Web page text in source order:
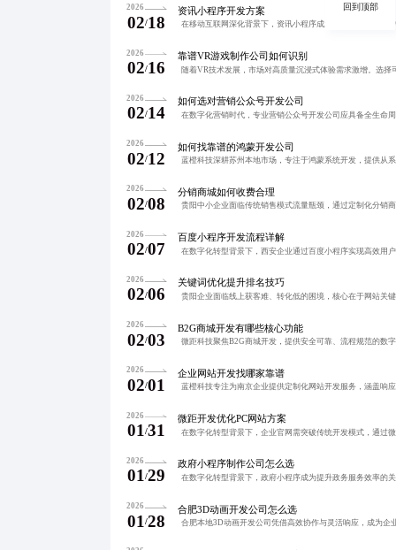
2026
02/18
资讯小程序开发方案
2026
02/16
靠谱VR游戏制作公司如何识别
2026
02/14
如何选对营销公众号开发公司
2026
02/12
如何找靠谱的鸿蒙开发公司
2026
02/08
分销商城如何收费合理
2026
02/07
百度小程序开发流程详解
2026
02/06
关键词优化提升排名技巧
2026
02/03
B2G商城开发有哪些核心功能
2026
02/01
企业网站开发找哪家靠谱
2026
01/31
微距开发优化PC网站方案
2026
01/29
政府小程序制作公司怎么选
2026
01/28
合肥3D动画开发公司怎么选
回到顶部